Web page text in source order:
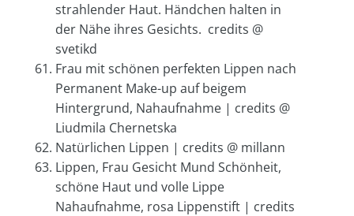
strahlender Haut. Händchen halten in
der Nähe ihres Gesichts. credits @
svetikd
Frau mit schönen perfekten Lippen nach
Permanent Make-up auf beigem
Hintergrund, Nahaufnahme | credits @
Liudmila Chernetska
Natürlichen Lippen | credits @ millann
Lippen, Frau Gesicht Mund Schönheit,
schöne Haut und volle Lippe
Nahaufnahme, rosa Lippenstift | credits